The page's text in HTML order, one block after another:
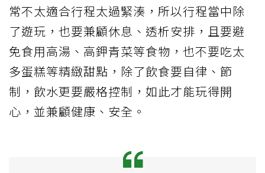
常不太適合行程太過緊湊，所以行程當中除
了遊玩，也要兼顧休息、透析安排，且要避
免食用高湯、高鉀青菜等食物，也不要吃太
多蛋糕等精緻甜點，除了飲食要自律、節
制，飲水更要嚴格控制，如此才能玩得開
心，並兼顧健康、安全。